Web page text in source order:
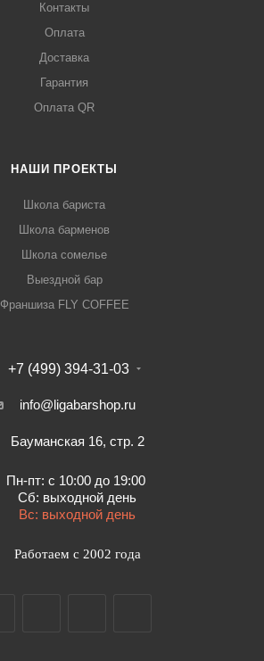
Контакты
Оплата
Доставка
Гарантия
Оплата QR
НАШИ ПРОЕКТЫ
Школа бариста
Школа барменов
Школа сомелье
Выездной бар
Франшиза FLY COFFEE
+7 (499) 394-31-03
info@ligabarshop.ru
Бауманская 16, стр. 2
Пн-пт: с 10:00 до 19:00
Сб: выходной день
Вс: выходной день
Работаем с 2002 года